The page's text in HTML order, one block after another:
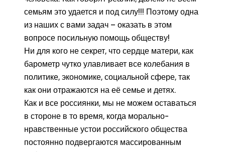
семьям это удается и под силу!!! Поэтому одна
из наших с вами задач – оказать в этом
вопросе посильную помощь обществу!
Ни для кого не секрет, что сердце матери, как
барометр чутко улавливает все колебания в
политике, экономике, социальной сфере, так
как они отражаются на её семье и детях.
Как и все россиянки, мы не можем оставаться
в стороне в то время, когда морально-
нравственные устои российского общества
постоянно подвергаются массированным